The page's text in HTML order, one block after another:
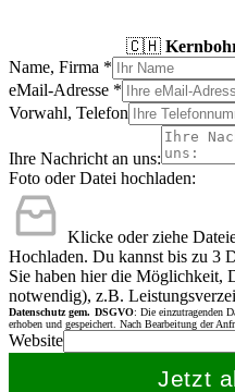
🇨🇭
Name, Firma *
eMail-Adresse *
Vorwahl, Telefon
Ihre Nachricht an uns:
Foto oder Datei hochladen:
Klicke oder ziehe
Hochladen. Du kannst bis zu 3
Sie haben hier die Möglichkeit,
notwendig), z.B.
Datenschutz gem. DSGVO: Die einzutragenden
erhoben und gespeichert. Nach Bearbeitung der
Website
Jetzt